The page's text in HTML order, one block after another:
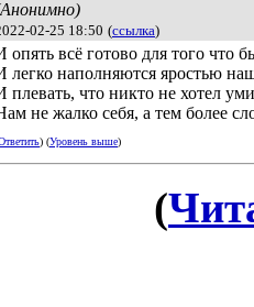
02-25 18:50 (ссылка)
опять всё готово для того что
легко наполняются яростью
плевать, что никто не хотел
не жалко себя, а тем более
) (Уровень выше)
(